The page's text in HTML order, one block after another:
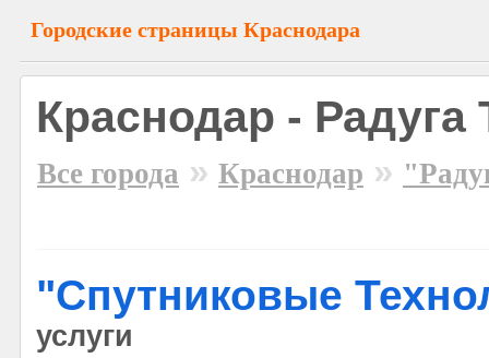
Городские страницы Краснодара
Краснодар - Радуга
Все города » Краснодар »
"Спутниковые
услуги